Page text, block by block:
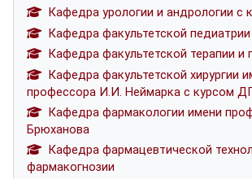
Кафедра урологии и андрологии с
Кафедра факультетской педиатрии
Кафедра факультетской терапии и
Кафедра факультетской хирургии
профессора И.И. Неймарка с курсом
Кафедра фармакологии имени
Брюханова
Кафедра фармацевтической
фармакогнозии